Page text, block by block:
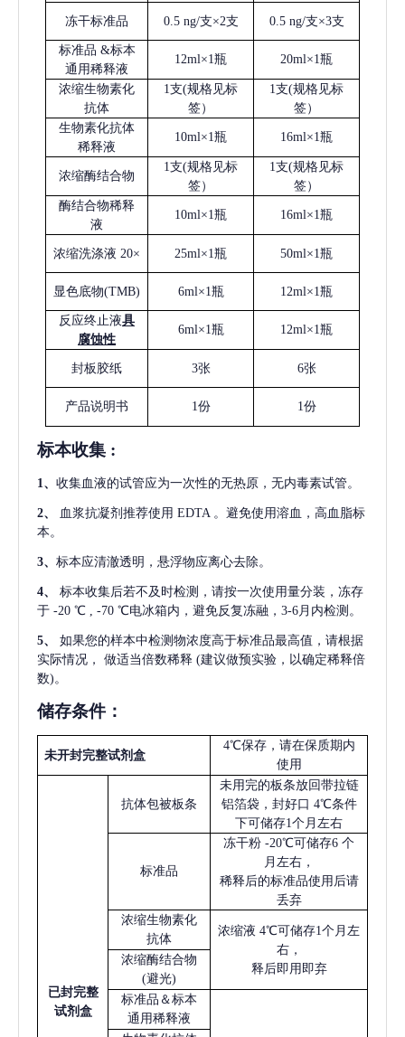
冻干标准品 0.5 ng/支×2支 0.5 ng/支×3支
标准品 &标本
通用稀释液
12ml×1瓶 20ml×1瓶
浓缩生物素化
抗体
1支(规格见标
签）
1支(规格见标
签）
生物素化抗体
稀释液
10ml×1瓶 16ml×1瓶
浓缩酶结合物
1支(规格见标
签）
1支(规格见标
签）
酶结合物稀释
液
10ml×1瓶 16ml×1瓶
浓缩洗涤液 20× 25ml×1瓶 50ml×1瓶
显色底物(TMB) 6ml×1瓶 12ml×1瓶
反应终止液具
腐蚀性
6ml×1瓶 12ml×1瓶
封板胶纸 3张 6张
产品说明书 1份 1份
标本收集 :
1、 收集血液的试管应为一次性的无热原，无内毒素试管。
2、 血浆抗凝剂推荐使用 EDTA 。避免使用溶血，高血脂标
本。
3、 标本应清澈透明，悬浮物应离心去除。
4、
标本收集后若不及时检测，请按一次使用量分装，冻存
于 -20 ℃ , -70 ℃电冰箱内，避免反复冻融，3-6月内检测。
5、
如果您的样本中检测物浓度高于标准品最高值，请根据
实际情况，
做适当倍数稀释 (建议做预实验，以确定稀释倍
数)。
储存条件：
未开封完整试剂盒
4℃保存，请在保质期内
使用
已封完整
试剂盒
抗体包被板条
未用完的板条放回带拉链
铝箔袋，封好口 4℃条件
下可储存1个月左右
标准品
冻干粉 -20℃可储存6 个
月左右，
稀释后的标准品使用后请
丢弃
浓缩生物素化
抗体
浓缩液 4℃可储存1个月左
右，
释后即用即弃
浓缩酶结合物
(避光)
标准品＆标本
通用稀释液